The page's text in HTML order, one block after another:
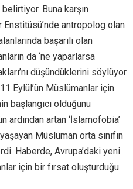
Buna karşın
Enstitüsü’nde antropolog olan
başarılı olan
da ‘ne yaparlarsa
düşündüklerini söylüyor.
Eylül’ün Müslümanlar için
başlangıcı olduğunu
ardından artan ‘İslamofobia’
Müslüman orta sınıfın
Haberde, Avrupa’daki yeni
için bir fırsat oluşturduğu